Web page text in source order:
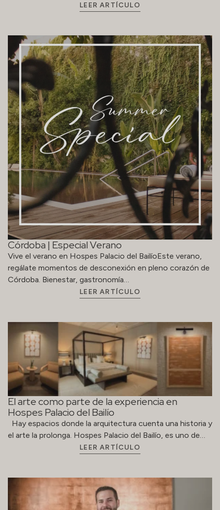
LEER ARTÍCULO
Córdoba | Especial Verano
Vive el verano en Hospes Palacio del BailíoEste verano,
regálate momentos de desconexión en pleno corazón de
Córdoba. Bienestar, gastronomía…
LEER ARTÍCULO
El arte como parte de la experiencia en
Hospes Palacio del Bailío
Hay espacios donde la arquitectura cuenta una historia y
el arte la prolonga. Hospes Palacio del Bailío, es uno de…
LEER ARTÍCULO